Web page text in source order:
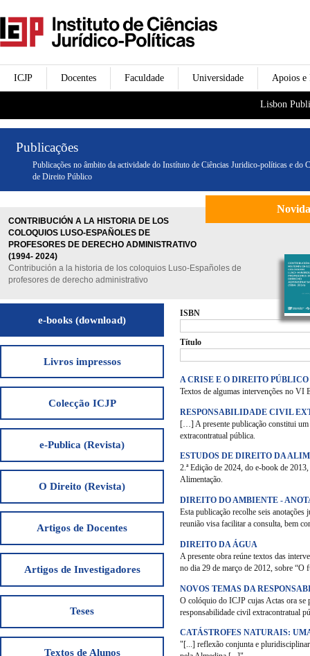
principal
icjp
menu-institucional Apoios e
Universidade
Faculdade
Docentes
ICJP
Lisbon
Publicações
Publicações no âmbito da actividade do Instítuto de Ciências Juridico-políticas e do
de Direito Público
CONTRIBUCIÓN A LA HISTORIA DE LOS
COLOQUIOS LUSO-ESPAÑOLES DE
PROFESORES DE DERECHO ADMINISTRATIVO
(1994- 2024)
Contribución a la historia de los coloquios Luso-Españoles de
profesores de derecho administrativo
e-books (download)
Livros impressos
Colecção ICJP
e-Publica (Revista)
O Direito (Revista)
Artigos de Docentes
Artigos de Investigadores
Teses
Textos de Alunos
ISBN
Título
A CRISE E O DIREITO PÚBLICO
Textos de algumas intervenções no
RESPONSABILIDADE CIVIL
[…] A presente publicação constitui um
extracontratual pública.
ESTUDOS DE DIREITO DA
2.ª Edição de 2024, do e-book de
Alimentação.
DIREITO DO AMBIENTE -
Esta publicação recolhe seis
reunião visa facilitar a consulta, bem
DIREITO DA ÁGUA
A presente obra reúne textos das
no dia 29 de março de 2012, sobre “O
NOVOS TEMAS DA
O colóquio do ICJP cujas Actas ora se
responsabilidade civil extracontratual
CATÁSTROFES NATURAIS:
"[...] reflexão conjunta e